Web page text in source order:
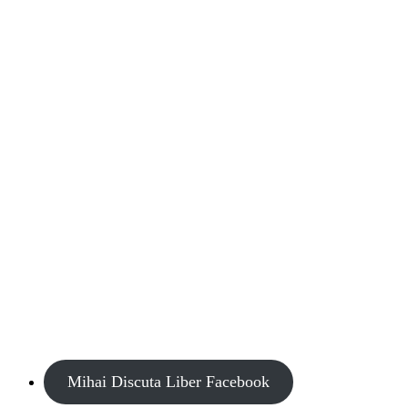
Mihai Discuta Liber Facebook